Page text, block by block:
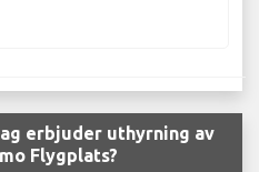
erbjuder uthyrning av
Flygplats?